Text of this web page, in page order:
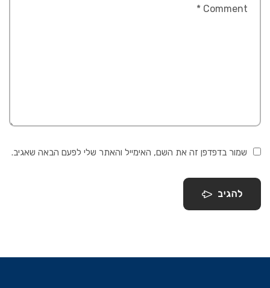
שמור בדפדפן זה את השם, האימייל והאתר שלי לפעם הבאה שאגיב.
להגיב